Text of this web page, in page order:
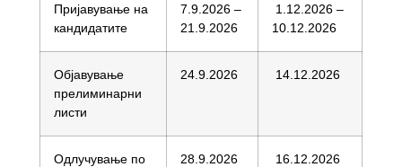
Пријавување на
кандидатите
7.9.2026 –
21.9.2026
1.12.2026 –
10.12.2026
Објавување
прелиминарни
листи
24.9.2026 14.12.2026
Одлучување по
28.9.2026 16.12.2026